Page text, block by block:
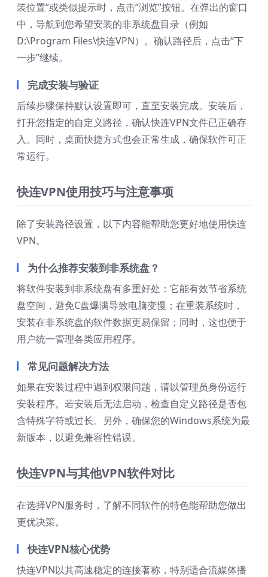
装位置”或类似提示时，点击“浏览”按钮。在弹出的窗口
中，导航到您希望安装的非系统盘目录（例如
D:\Program Files\快连VPN）。确认路径后，点击“下
一步”继续。
完成安装与验证
后续步骤保持默认设置即可，直至安装完成。安装后，
打开您指定的自定义路径，确认快连VPN文件已正确存
入。同时，桌面快捷方式也会正常生成，确保软件可正
常运行。
快连VPN使用技巧与注意事项
除了安装路径设置，以下内容能帮助您更好地使用快连
VPN。
为什么推荐安装到非系统盘？
将软件安装到非系统盘有多重好处：它能有效节省系统
盘空间，避免C盘爆满导致电脑变慢；在重装系统时，
安装在非系统盘的软件数据更易保留；同时，这也便于
用户统一管理各类应用程序。
常见问题解决方法
如果在安装过程中遇到权限问题，请以管理员身份运行
安装程序。若安装后无法启动，检查自定义路径是否包
含特殊字符或过长。另外，确保您的Windows系统为最
新版本，以避免兼容性错误。
快连VPN与其他VPN软件对比
在选择VPN服务时，了解不同软件的特色能帮助您做出
更优决策。
快连VPN核心优势
快连VPN以其高速稳定的连接著称，特别适合流媒体播